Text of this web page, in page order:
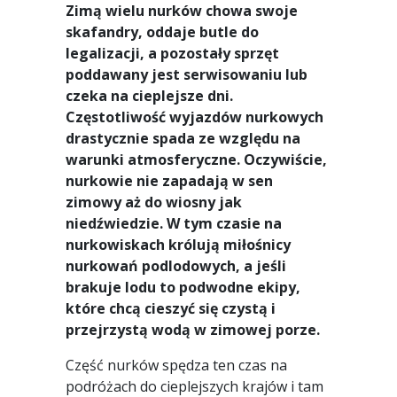
Zimą wielu nurków chowa swoje
skafandry, oddaje butle do
legalizacji, a pozostały sprzęt
poddawany jest serwisowaniu lub
czeka na cieplejsze dni.
Częstotliwość wyjazdów nurkowych
drastycznie spada ze względu na
warunki atmosferyczne. Oczywiście,
nurkowie nie zapadają w sen
zimowy aż do wiosny jak
niedźwiedzie. W tym czasie na
nurkowiskach królują miłośnicy
nurkowań podlodowych, a jeśli
brakuje lodu to podwodne ekipy,
które chcą cieszyć się czystą i
przejrzystą wodą w zimowej porze.
Część nurków spędza ten czas na
podróżach do cieplejszych krajów i tam